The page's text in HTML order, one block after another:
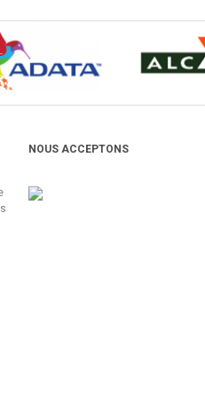
NOUS ACCEPTONS